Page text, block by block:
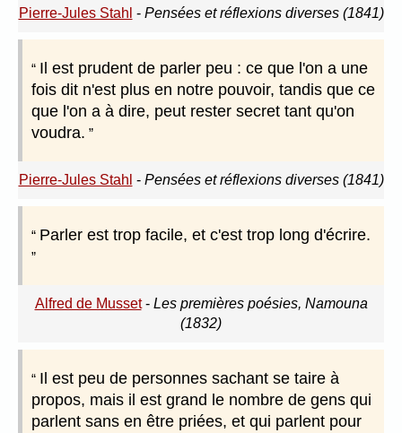
Pierre-Jules Stahl - Pensées et réflexions diverses (1841)
Il est prudent de parler peu : ce que l'on a une
fois dit n'est plus en notre pouvoir, tandis que ce
que l'on a à dire, peut rester secret tant qu'on
voudra.
Pierre-Jules Stahl - Pensées et réflexions diverses (1841)
Parler est trop facile, et c'est trop long d'écrire.
Alfred de Musset- Les premières poésies, Namouna
(1832)
Il est peu de personnes sachant se taire à
propos, mais il est grand le nombre de gens qui
parlent sans en être priées, et qui parlent pour